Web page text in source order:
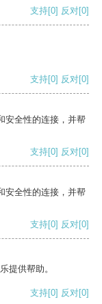
支持[0] 反对[0]
支持[0] 反对[0]
安全性的连接，并帮
支持[0] 反对[0]
安全性的连接，并帮
支持[0] 反对[0]
提供帮助。
支持[0] 反对[0]